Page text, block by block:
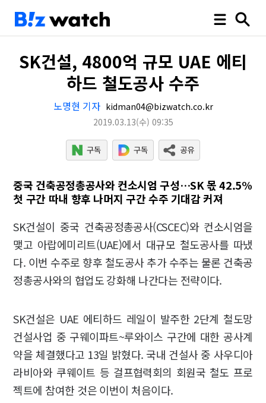
SK건설, 4800억 규모 UAE 에티
하드 철도공사 수주
노명현 기자 kidman04@bizwatch.co.kr
2019.03.13(수) 09:35
중국 건축공정총공사와 컨소시엄 구성…SK 몫 42.5%
첫 구간 따내 향후 나머지 구간 수주 기대감 커져
SK건설이 중국 건축공정총공사(CSCEC)와 컨소시엄을
맺고 아랍에미리트(UAE)에서 대규모 철도공사를 따냈
다. 이번 수주로 향후 철도공사 추가 수주는 물론 건축공
정총공사와의 협업도 강화해 나간다는 전략이다.
SK건설은 UAE 에티하드 레일이 발주한 2단계 철도망
건설사업 중 구웨이파트~루와이스 구간에 대한 공사계
약을 체결했다고 13일 밝혔다. 국내 건설사 중 사우디아
라비아와 쿠웨이트 등 걸프협력회의 회원국 철도 프로
젝트에 참여한 것은 이번이 처음이다.